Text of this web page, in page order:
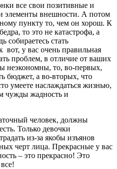
все свои позитивные и
элементы внешности. А потом
пункту то, чем он хорош. К
то это не катастрофа, а
собираетесь стать
вот, у вас очень правильная
проблем, в отличие от ваших
неэкономны, то, во-первых,
бюджет, а во-вторых, что
умеете наслаждаться жизнью,
чужды жадность и
человек, должны
Только девочки
из-за якобы изъянов
черт лица. Прекрасные у вас
– это прекрасно! Это